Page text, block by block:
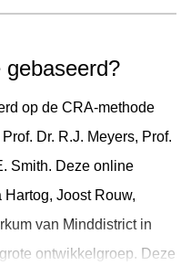
op de CRA-methode
Dr. R.J. Meyers, Prof.
Smith. Deze online
Joost Rouw,
van Minddistrict in
ontwikkelgroep. Deze